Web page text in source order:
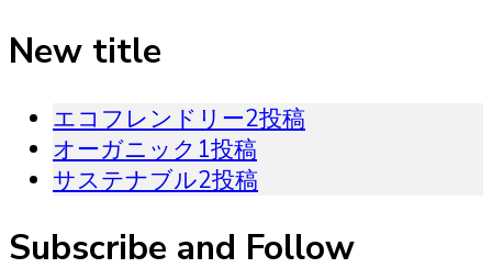
New title
エコフレンドリー2投稿
オーガニック 1投稿
サステナブル2投稿
Subscribe and Follow